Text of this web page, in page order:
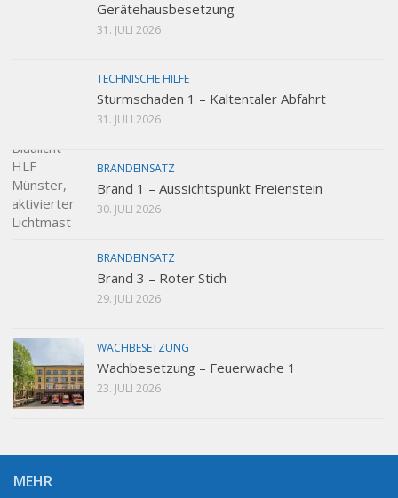
Gerätehausbesetzung
31. JULI 2026
TECHNISCHE HILFE
Sturmschaden 1 – Kaltentaler Abfahrt
31. JULI 2026
BRANDEINSATZ
Brand 1 – Aussichtspunkt Freienstein
30. JULI 2026
BRANDEINSATZ
Brand 3 – Roter Stich
29. JULI 2026
WACHBESETZUNG
Wachbesetzung – Feuerwache 1
23. JULI 2026
MEHR